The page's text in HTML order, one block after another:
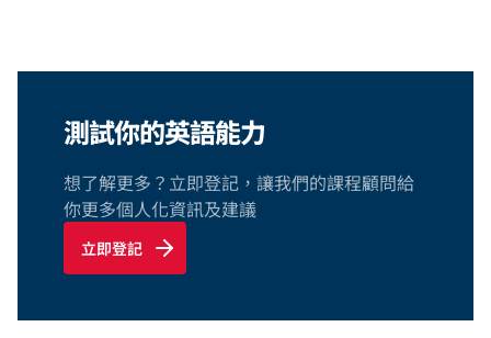
測試你的英語能力
想了解更多？立即登記，讓我們的課程顧問給
你更多個人化資訊及建議
立即登記